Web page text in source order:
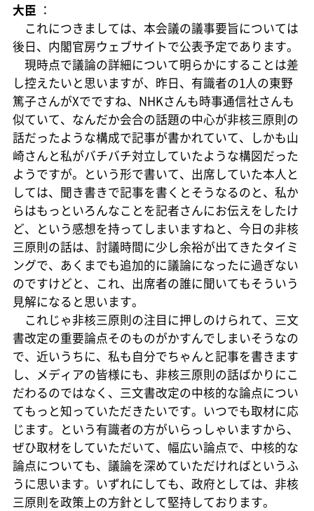
大臣 ：
これにつきましては、本会議の議事要旨については
後日、内閣官房ウェブサイトで公表予定であります。
現時点で議論の詳細について明らかにすることは差
し控えたいと思いますが、昨日、有識者の1人の東野
篤子さんがXでですね、NHKさんも時事通信社さんも
似ていて、なんだか会合の話題の中心が非核三原則の
話だったような構成で記事が書かれていて、しかも山
崎さんと私がバチバチ対立していたような構図だった
ようですが。という形で書いて、出席していた本人と
しては、聞き書きで記事を書くとそうなるのと、私か
らはもっといろんなことを記者さんにお伝えをしたけ
ど、という感想を持ってしまいますねと、今日の非核
三原則の話は、討議時間に少し余裕が出てきたタイミ
ングで、あくまでも追加的に議論になったに過ぎない
のですけどと、これ、出席者の誰に聞いてもそういう
見解になると思います。
これじゃ非核三原則の注目に押しのけられて、三文
書改定の重要論点そのものがかすんでしまいそうなの
で、近いうちに、私も自分でちゃんと記事を書きます
し、メディアの皆様にも、非核三原則の話ばかりにこ
だわるのではなく、三文書改定の中核的な論点につい
てもっと知っていただきたいです。いつでも取材に応
じます。という有識者の方がいらっしゃいますから、
ぜひ取材をしていただいて、幅広い論点で、中核的な
論点についても、議論を深めていただければというふ
うに思います。いずれにしても、政府としては、非核
三原則を政策上の方針として堅持しております。